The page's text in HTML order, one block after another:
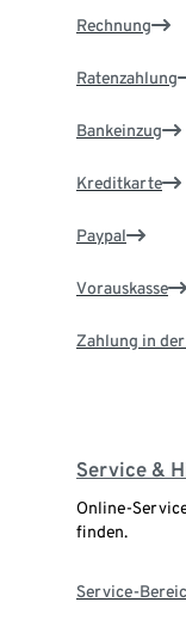
Rechnung
Ratenzahlung
Bankeinzug
Kreditkarte
Paypal
Vorauskasse
Zahlung in
Service &
Online-
finden.
Service-